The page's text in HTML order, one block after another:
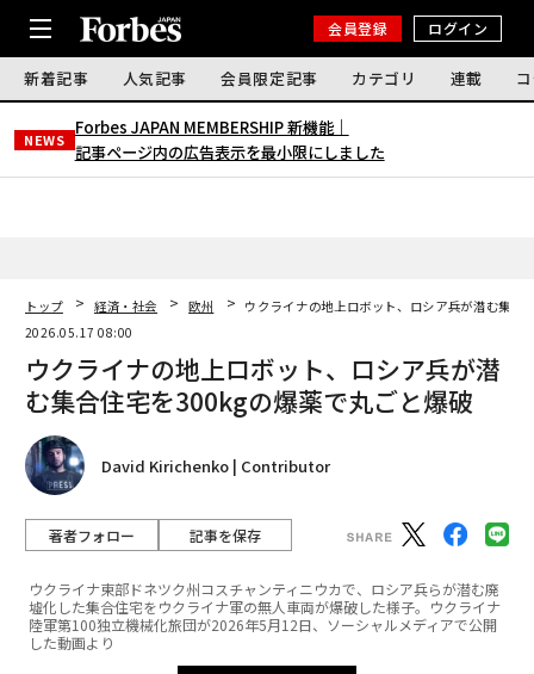
会員登録 ログイン
新着記事 人気記事 会員限定記事 カテゴリ 連載
NEWS
Forbes JAPAN MEMBERSHIP 新機能｜
記事ページ内の広告表示を最小限にしました
トップ 経済・社会 欧州
ウクライナの地上ロボット、ロシア兵が潜む集
2026.05.17 08:00
ウクライナの地上ロボット、ロシア兵が潜
む集合住宅を300kgの爆薬で丸ごと爆破
David Kirichenko | Contributor
著者フォロー 記事を保存
ウクライナ東部ドネツク州コスチャンティニウカで、ロシア兵らが潜む廃
墟化した集合住宅をウクライナ軍の無人車両が爆破した様子。ウクライナ
陸軍第100独立機械化旅団が2026年5月12日、ソーシャルメディアで公開
した動画より